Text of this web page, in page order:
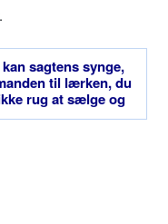
.
kan sagtens synge,
til lærken, du
rug at sælge og
ikke købe